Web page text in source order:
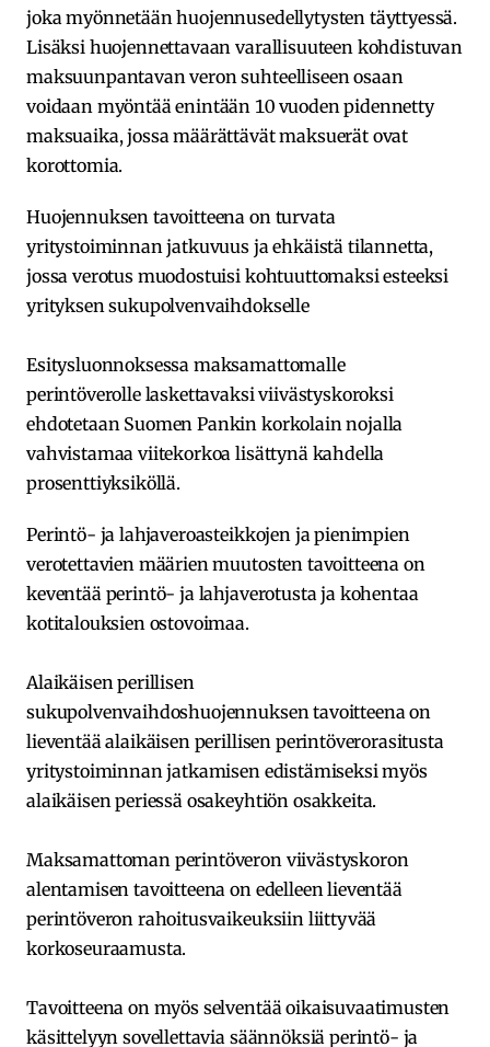
joka myönnetään huojennusedellytysten täyttyessä.
Lisäksi huojennettavaan varallisuuteen kohdistuvan
maksuunpantavan veron suhteelliseen osaan
voidaan myöntää enintään 10 vuoden pidennetty
maksuaika, jossa määrättävät maksuerät ovat
korottomia.
Huojennuksen tavoitteena on turvata
yritystoiminnan jatkuvuus ja ehkäistä tilannetta,
jossa verotus muodostuisi kohtuuttomaksi esteeksi
yrityksen sukupolvenvaihdokselle
Esitysluonnoksessa maksamattomalle
perintöverolle laskettavaksi viivästyskoroksi
ehdotetaan Suomen Pankin korkolain nojalla
vahvistamaa viitekorkoa lisättynä kahdella
prosenttiyksiköllä.
Perintö- ja lahjaveroasteikkojen ja pienimpien
verotettavien määrien muutosten tavoitteena on
keventää perintö- ja lahjaverotusta ja kohentaa
kotitalouksien ostovoimaa.
Alaikäisen perillisen
sukupolvenvaihdoshuojennuksen tavoitteena on
lieventää alaikäisen perillisen perintöverorasitusta
yritystoiminnan jatkamisen edistämiseksi myös
alaikäisen periessä osakeyhtiön osakkeita.
Maksamattoman perintöveron viivästyskoron
alentamisen tavoitteena on edelleen lieventää
perintöveron rahoitusvaikeuksiin liittyvää
korkoseuraamusta.
Tavoitteena on myös selventää oikaisuvaatimusten
käsittelyyn sovellettavia säännöksiä perintö- ja